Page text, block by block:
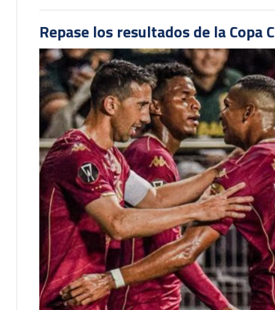
Repase los resultados de la Copa